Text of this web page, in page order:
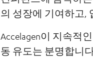
의 성장에 기여하고,
Accelagen이 지속적
동 유도는 분명합니